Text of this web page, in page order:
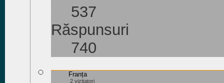
537
Răspunsuri
740
Franța
2 vizitatori